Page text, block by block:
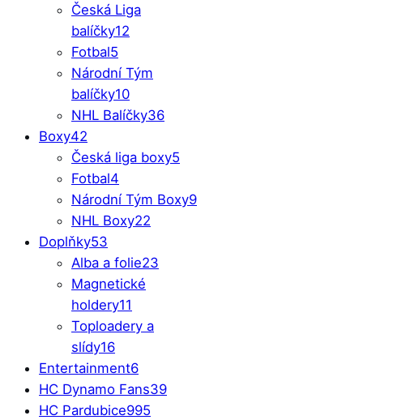
Česká Liga
balíčky12
Fotbal5
Národní Tým
balíčky10
NHL Balíčky36
Boxy42
Česká liga boxy5
Fotbal4
Národní Tým Boxy9
NHL Boxy22
Doplňky53
Alba a folie23
Magnetické
holdery11
Toploadery a
slídy16
Entertainment6
HC Dynamo Fans39
HC Pardubice995